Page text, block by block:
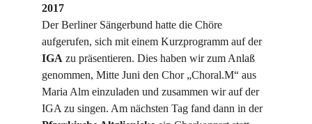
2017
Der Berliner Sängerbund hatte die Chöre
aufgerufen, sich mit einem Kurzprogramm auf der
IGA zu präsentieren. Dies haben wir zum Anlaß
genommen, Mitte Juni den Chor „Choral.M“ aus
Maria Alm einzuladen und zusammen wir auf der
IGA zu singen. Am nächsten Tag fand dann in der